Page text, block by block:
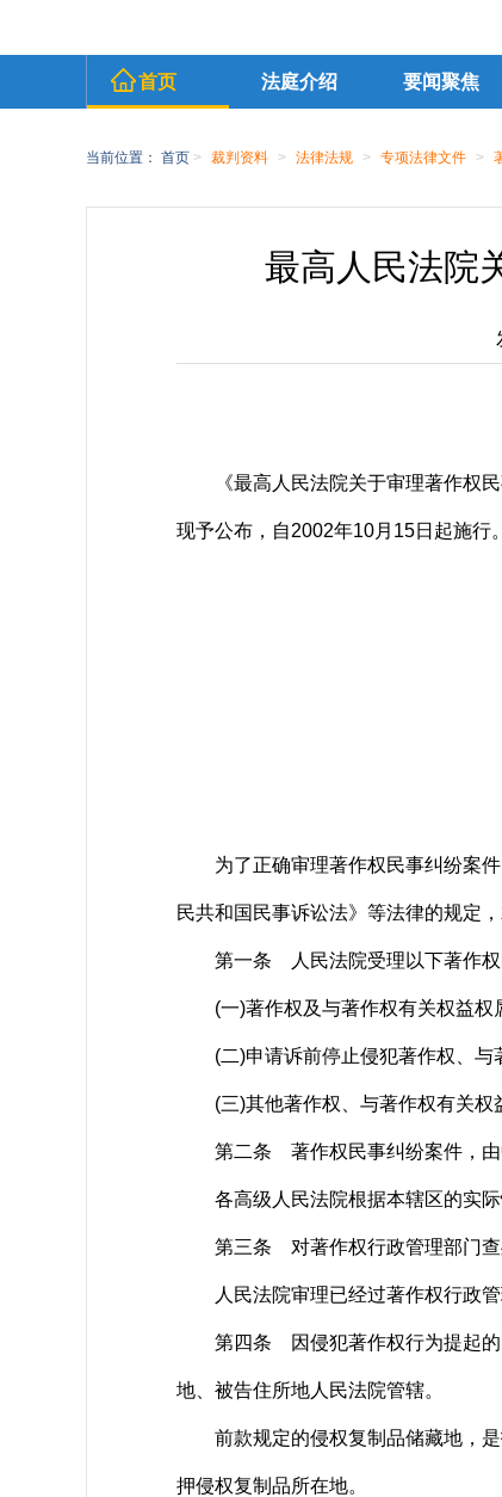
首页 法庭介绍 要闻聚焦
当前位置： 首页 > 裁判资料 > 法律法规 > 专项法律文件 >
最高人民法院
《最高人民法院关于审理著作权民
现予公布，自2002年10月15日起施行。
为了正确审理著作权民事纠纷案件
民共和国民事诉讼法》等法律的规定
第一条 人民法院受理以下著作权
(一)著作权及与著作权有关权益权
(二)申请诉前停止侵犯著作权、与
(三)其他著作权、与著作权有关权
第二条 著作权民事纠纷案件，由
各高级人民法院根据本辖区的实际
第三条 对著作权行政管理部门查处
人民法院审理已经过著作权行政管
第四条 因侵犯著作权行为提起的民
地、被告住所地人民法院管辖。
前款规定的侵权复制品储藏地，是
押侵权复制品所在地。